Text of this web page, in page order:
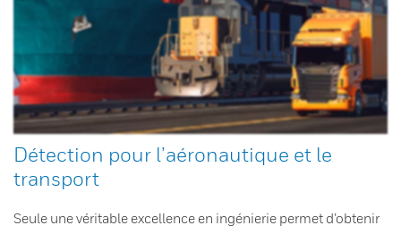
Détection pour l’aéronautique et le
transport
Seule une véritable excellence en ingénierie permet d’obtenir